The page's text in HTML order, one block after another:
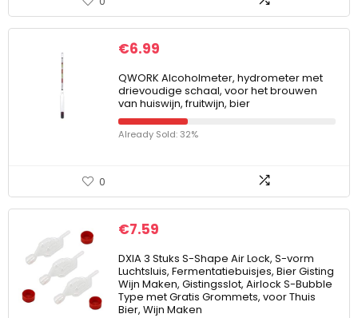
€6.99
QWORK Alcoholmeter, hydrometer met
drievoudige schaal, voor het brouwen
van huiswijn, fruitwijn, bier
Already Sold: 32%
0
€7.59
DXIA 3 Stuks S-Shape Air Lock, S-vorm
Luchtsluis, Fermentatiebuisjes, Bier Gisting
Wijn Maken, Gistingsslot, Airlock S-Bubble
Type met Gratis Grommets, voor Thuis
Bier, Wijn Maken